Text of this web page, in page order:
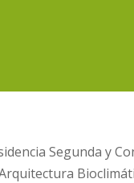
Segunda y